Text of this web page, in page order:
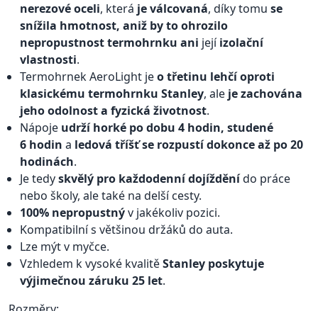
nerezové oceli, která je válcovaná, díky tomu se
snížila hmotnost, aniž by to ohrozilo
nepropustnost termohrnku ani jejíizolační
vlastnosti.
Termohrnek AeroLight jeo třetinu lehčí oproti
klasickému termohrnku Stanley, ale je zachována
jeho odolnost a fyzická životnost.
Nápoje udrží horké po dobu 4 hodin, studené
6 hodin a ledová tříšť se rozpustí dokonce až po 20
hodinách.
Je tedyskvělý pro každodenní dojížděnído práce
nebo školy, ale také na delší cesty.
100% nepropustnýv jakékoliv pozici.
Kompatibilní s většinou držáků do auta.
Lze mýt v myčce.
Vzhledem k vysoké kvalitěStanley poskytuje
výjimečnou záruku 25 let.